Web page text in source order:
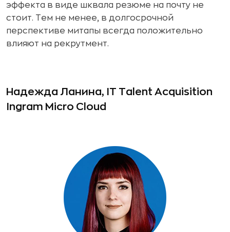
эффекта в виде шквала резюме на почту не
стоит. Тем не менее, в долгосрочной
перспективе митапы всегда положительно
влияют на рекрутмент.
Надежда Ланина, IT Talent Acquisition
Ingram Micro Cloud